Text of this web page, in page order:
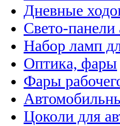
Дневные
Свето-
Набор ламп
Оптика, фары
Фары
Цоколи для